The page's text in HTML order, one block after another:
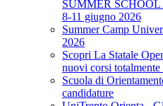
SUMMER
8-11 giugno 2026
Summer Camp
2026
Scopri La Statale
nuovi corsi
Scuola di
candidature